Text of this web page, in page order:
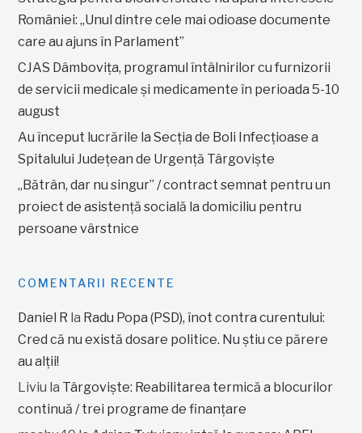
României: „Unul dintre cele mai odioase documente
care au ajuns în Parlament”
CJAS Dâmbovița, programul întâlnirilor cu furnizorii
de servicii medicale și medicamente în perioada 5-10
august
Au început lucrările la Secția de Boli Infecțioase a
Spitalului Județean de Urgență Târgoviște
„Bătrân, dar nu singur” / contract semnat pentru un
proiect de asistență socială la domiciliu pentru
persoane vârstnice
COMENTARII RECENTE
Daniel R la Radu Popa (PSD), înot contra curentului:
Cred că nu există dosare politice. Nu știu ce părere
au alții!
Liviu la Târgoviște: Reabilitarea termică a blocurilor
continuă / trei programe de finanțare